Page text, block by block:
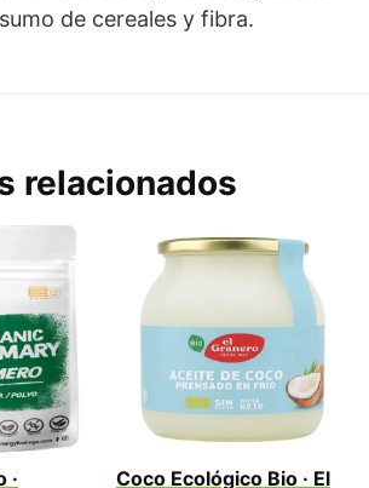
de cereales y fibra.
relacionados
· Coco Ecológico Bio · El